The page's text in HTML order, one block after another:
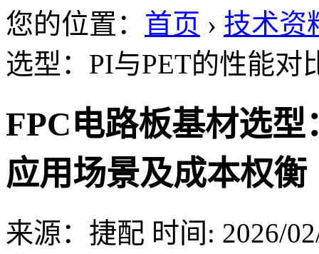
您的位置： 首页 › 技术资
选型：PI与PET的性能对
FPC电路板基材选
应用场景及成本权衡
来源：捷配 时间: 2026/